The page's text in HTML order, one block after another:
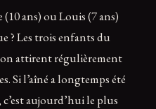
ans) ou Louis (7 ans)
? Les trois enfants du
attirent régulièrement
Si l’aîné a longtemps été
aujourd’hui le plus